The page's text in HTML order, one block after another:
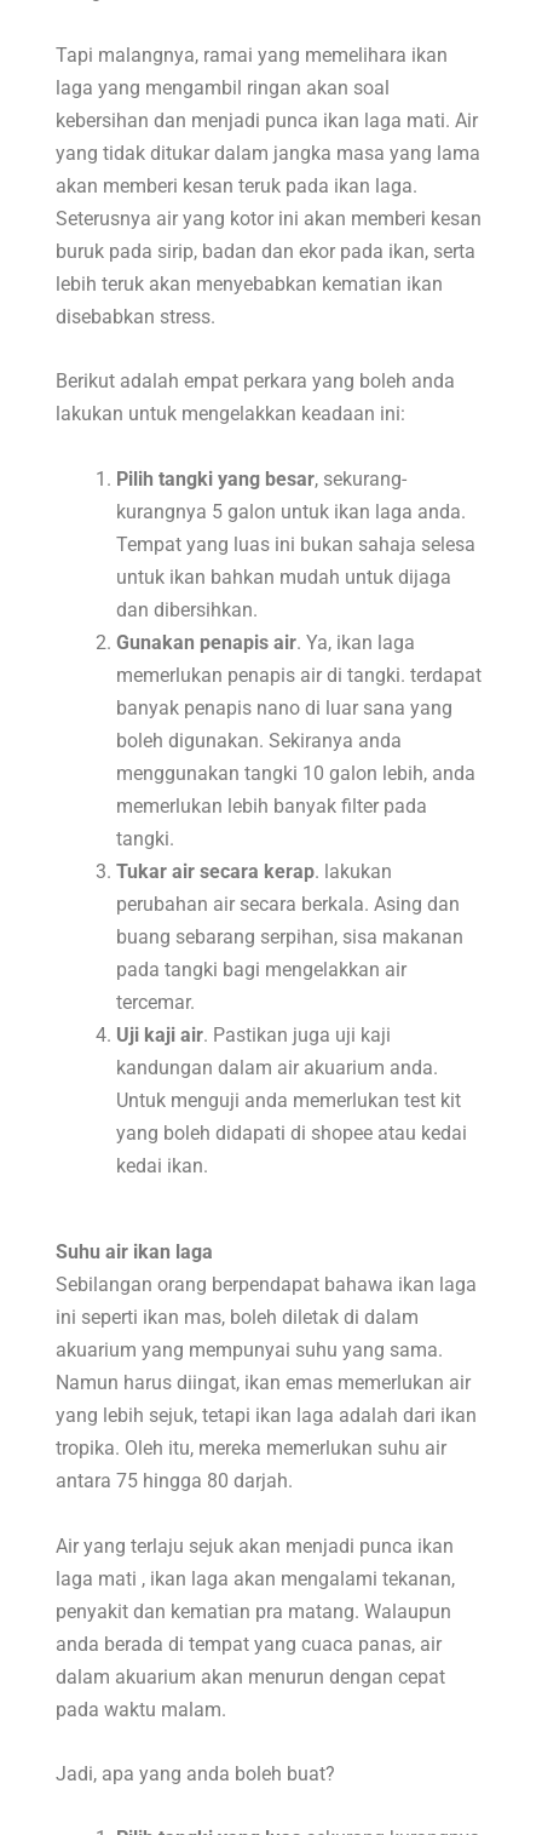
Tapi malangnya, ramai yang memelihara ikan
laga yang mengambil ringan akan soal
kebersihan dan menjadi punca ikan laga mati. Air
yang tidak ditukar dalam jangka masa yang lama
akan memberi kesan teruk pada ikan laga.
Seterusnya air yang kotor ini akan memberi kesan
buruk pada sirip, badan dan ekor pada ikan, serta
lebih teruk akan menyebabkan kematian ikan
disebabkan stress.
Berikut adalah empat perkara yang boleh anda
lakukan untuk mengelakkan keadaan ini:
Pilih tangki yang besar, sekurang-
kurangnya 5 galon untuk ikan laga anda.
Tempat yang luas ini bukan sahaja selesa
untuk ikan bahkan mudah untuk dijaga
dan dibersihkan.
Gunakan penapis air. Ya, ikan laga
memerlukan penapis air di tangki. terdapat
banyak penapis nano di luar sana yang
boleh digunakan. Sekiranya anda
menggunakan tangki 10 galon lebih, anda
memerlukan lebih banyak filter pada
tangki.
Tukar air secara kerap. lakukan
perubahan air secara berkala. Asing dan
buang sebarang serpihan, sisa makanan
pada tangki bagi mengelakkan air
tercemar.
Uji kaji air. Pastikan juga uji kaji
kandungan dalam air akuarium anda.
Untuk menguji anda memerlukan test kit
yang boleh didapati di shopee atau kedai
kedai ikan.
Suhu air ikan laga
Sebilangan orang berpendapat bahawa ikan laga
ini seperti ikan mas, boleh diletak di dalam
akuarium yang mempunyai suhu yang sama.
Namun harus diingat, ikan emas memerlukan air
yang lebih sejuk, tetapi ikan laga adalah dari ikan
tropika. Oleh itu, mereka memerlukan suhu air
antara 75 hingga 80 darjah.
Air yang terlaju sejuk akan menjadi punca ikan
laga mati , ikan laga akan mengalami tekanan,
penyakit dan kematian pra matang. Walaupun
anda berada di tempat yang cuaca panas, air
dalam akuarium akan menurun dengan cepat
pada waktu malam.
Jadi, apa yang anda boleh buat?